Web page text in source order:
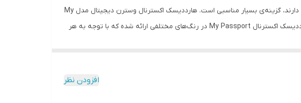
همراهی می‌کند. ظرفیت این هارددیسک یک ترابایت است و برای کاربرانی ‌که اطلاعات زیادی برای ذخیره‌سازی دارند، گزینه‌ی بسیار مناسبی است. هارددیسک اکسترنال وسترن دیجیتال مدل My
Passport با تمامی سیستم‌عامل‌های رایج ازجمله‌ نسخه‌های مختلف سیستم‌عامل ویندوز سازگار است. هارددیسک اکسترنال My Passport در رنگ‌های مختلفی ارائه شده که با توجه به هر
افزودن نظر